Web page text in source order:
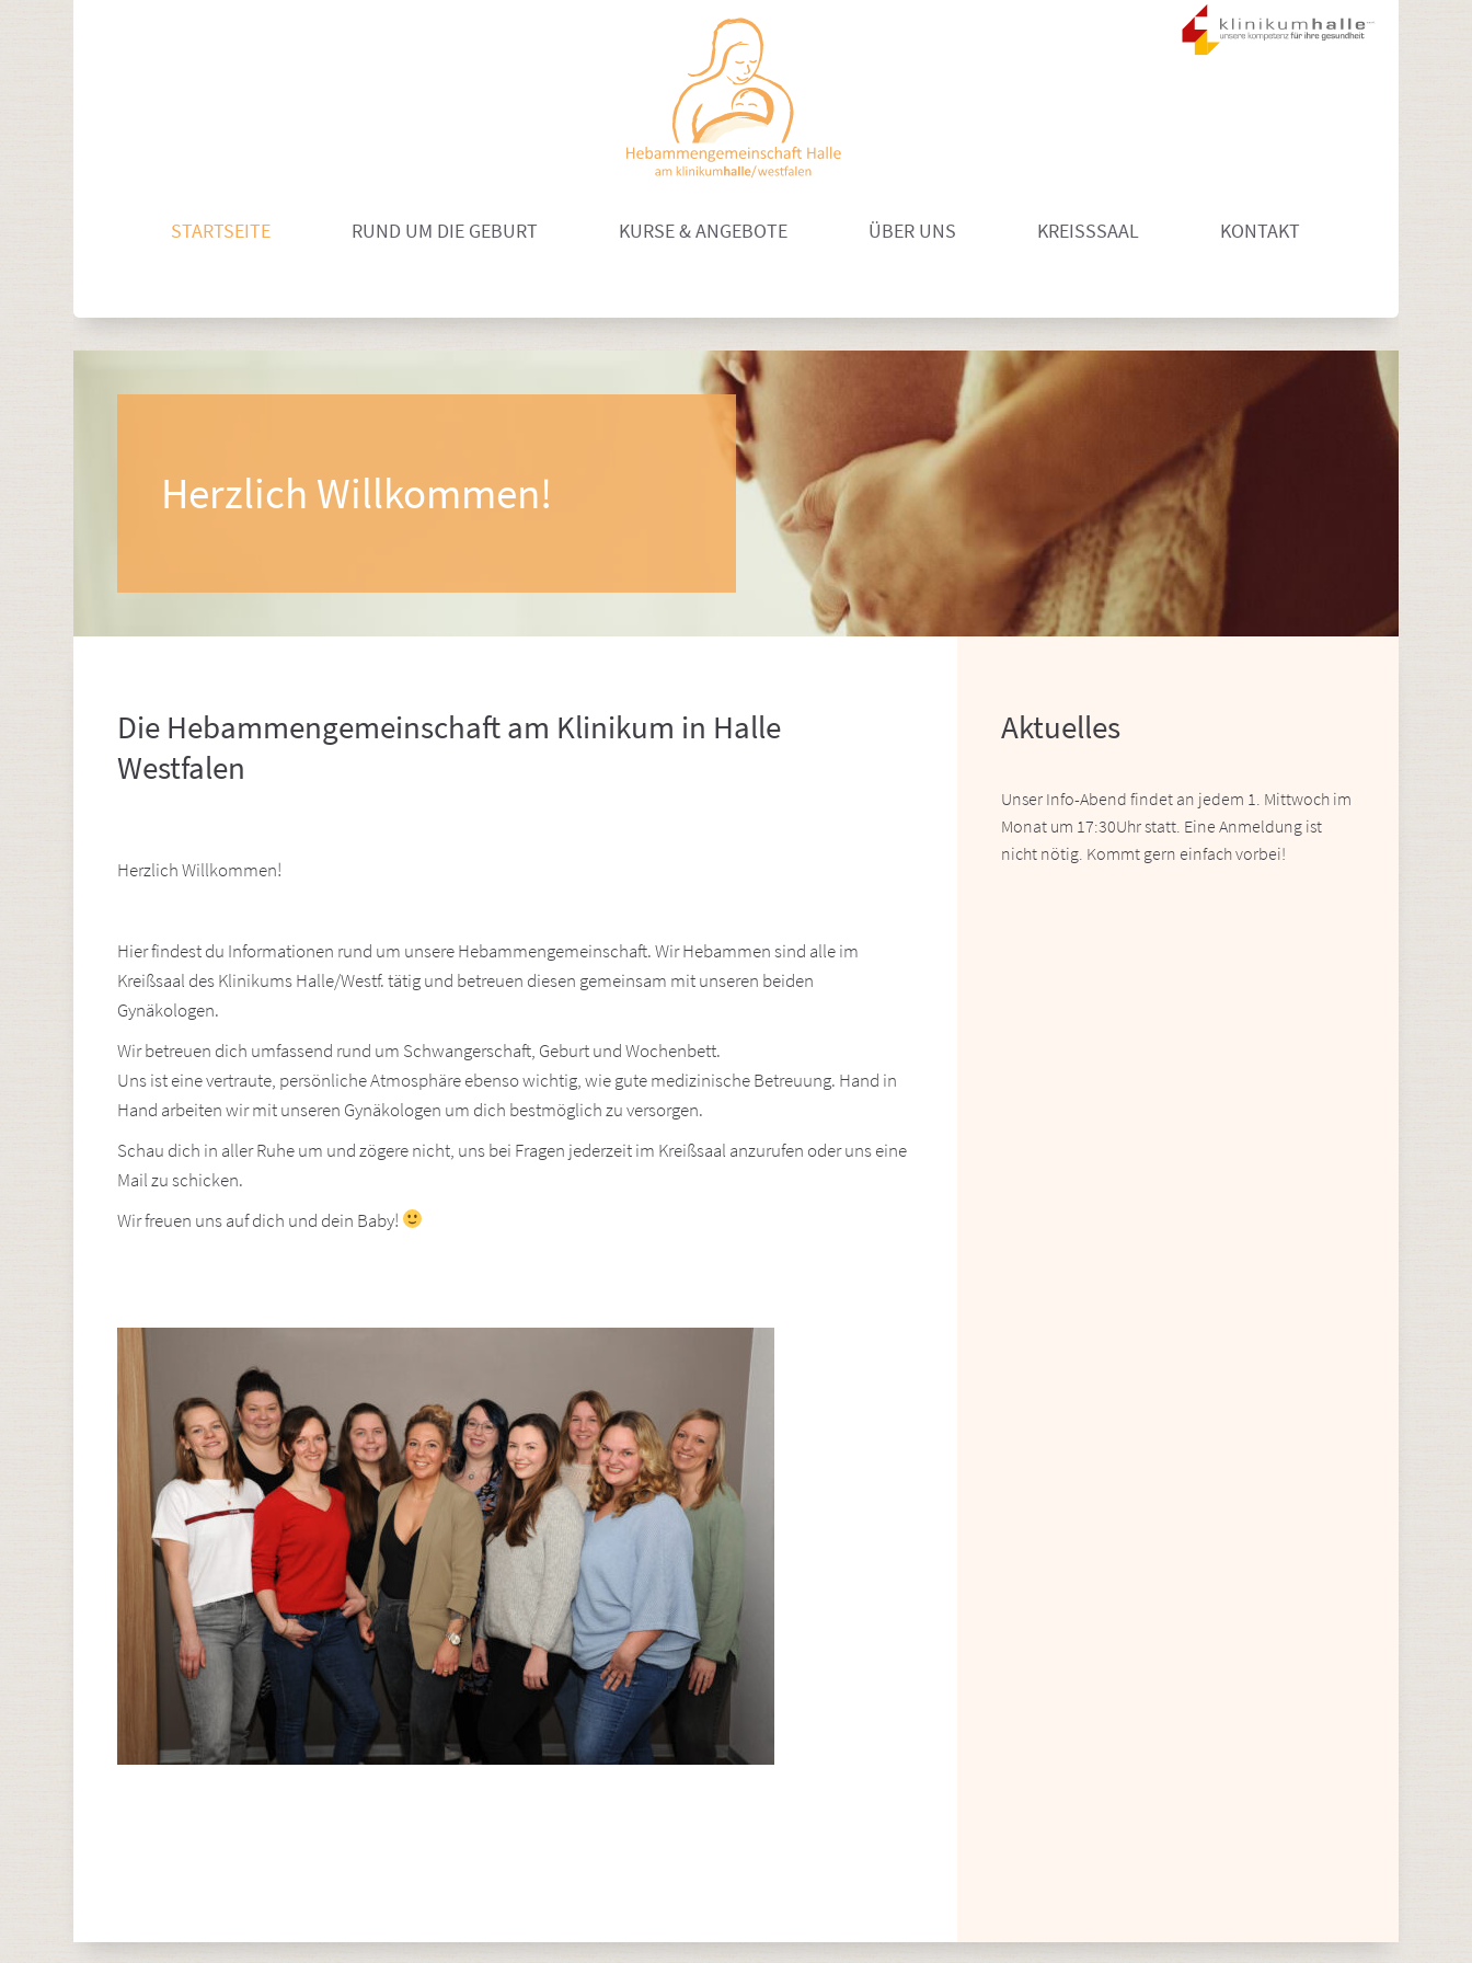
STARTSEITE RUND UM DIE GEBURT KURSE & ANGEBOTE ÜBER UNS KREISSSAAL KONTAKT
Herzlich Willkommen!
Die Hebammengemeinschaft am Klinikum in Halle
Westfalen
Herzlich Willkommen!
Hier findest du Informationen rund um unsere Hebammengemeinschaft. Wir Hebammen sind alle im
Kreißsaal des Klinikums Halle/Westf. tätig und betreuen diesen gemeinsam mit unseren beiden
Gynäkologen.
Wir betreuen dich umfassend rund um Schwangerschaft, Geburt und Wochenbett.
Uns ist eine vertraute, persönliche Atmosphäre ebenso wichtig, wie gute medizinische Betreuung. Hand in
Hand arbeiten wir mit unseren Gynäkologen um dich bestmöglich zu versorgen.
Schau dich in aller Ruhe um und zögere nicht, uns bei Fragen jederzeit im Kreißsaal anzurufen oder uns eine
Mail zu schicken.
Wir freuen uns auf dich und dein Baby!
Aktuelles
Unser Info-Abend findet an jedem 1. Mittwoch im
Monat um 17:30Uhr statt. Eine Anmeldung ist
nicht nötig. Kommt gern einfach vorbei!